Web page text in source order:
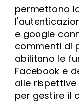
permettono
e google
commenti di
abilitano le
Facebook e
alle
per gestire il